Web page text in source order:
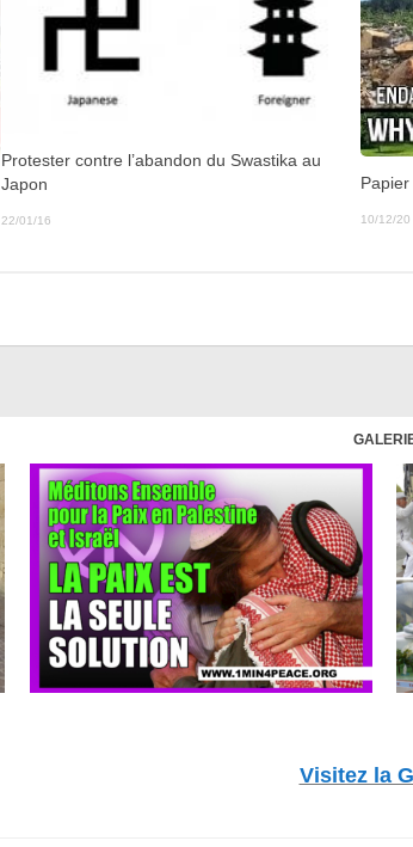
Protester contre l’abandon du Swastika au
Japon
22/01/16 10/12/20
Visitez la